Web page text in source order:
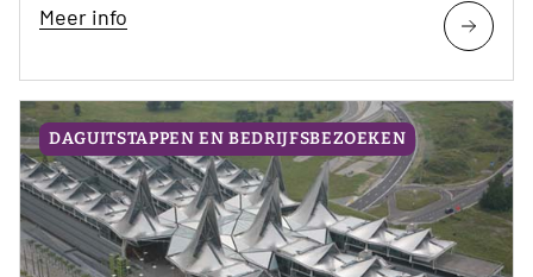
Meer info
DAGUITSTAPPEN EN BEDRIJFSBEZOEKEN